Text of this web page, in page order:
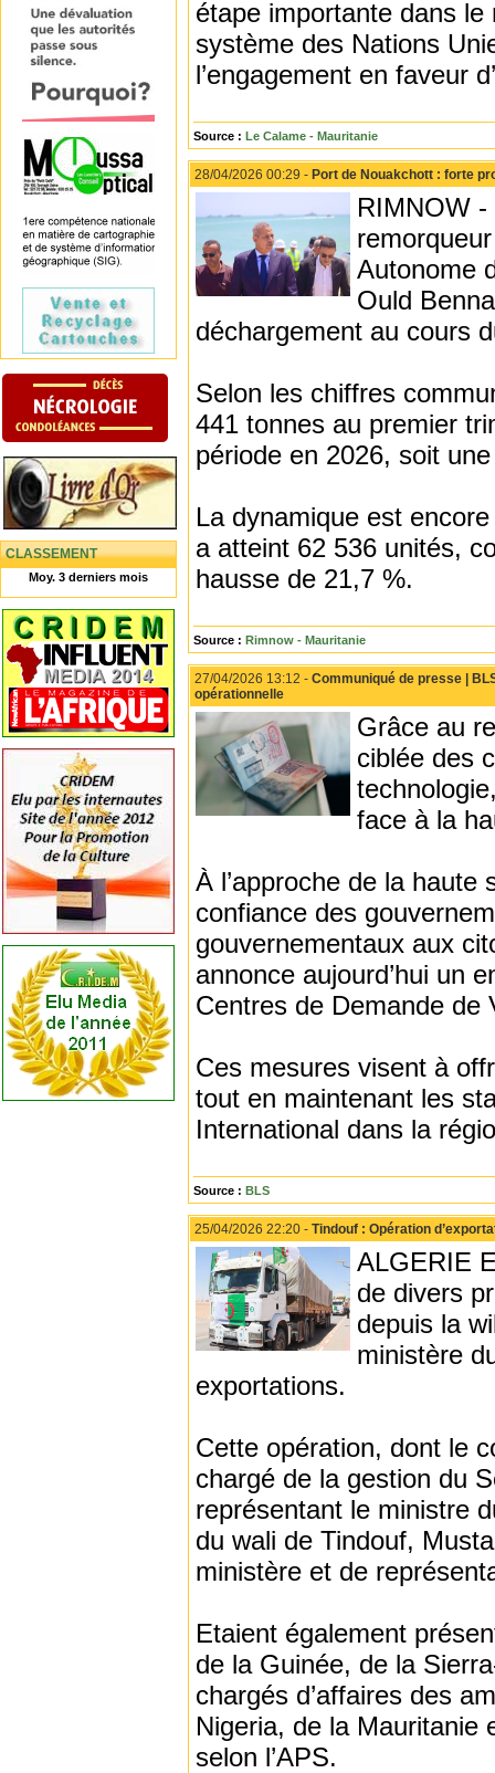
CLASSEMENT
Moy. 3 derniers mois
étape importante dans
système des Nations
l’engagement en faveur
Source : Le Calame - Mauritanie
28/04/2026 00:29 - Port de Nouakchott : forte
RIMNOW -
Autonome
Ould
déchargement au cours
Selon les chiffres
441 tonnes au premier
période en 2026, soit
La dynamique est
a atteint 62 536 unités,
hausse de 21,7 %.
Source : Rimnow - Mauritanie
27/04/2026 13:12 - Communiqué de presse |
opérationnelle
Grâce au
ciblée des
face à la
À l’approche de la
confiance des
gouvernementaux aux
annonce aujourd’hui un
Centres de Demande de
Ces mesures visent à
tout en maintenant les
International dans la
Source : BLS
25/04/2026 22:20 - Tindouf : Opération
ALGERIE
de divers
depuis la
ministère
exportations.
Cette opération, dont le
chargé de la gestion du
représentant le ministre
du wali de Tindouf,
ministère et de
Etaient également
de la Guinée, de la
chargés d’affaires des
Nigeria, de la Mauritanie
selon l’APS.